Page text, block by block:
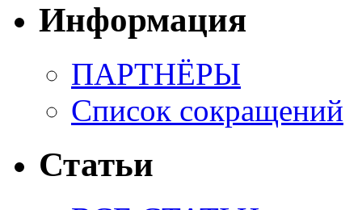
Информация
ПАРТНЁРЫ
Список сокращений
Статьи